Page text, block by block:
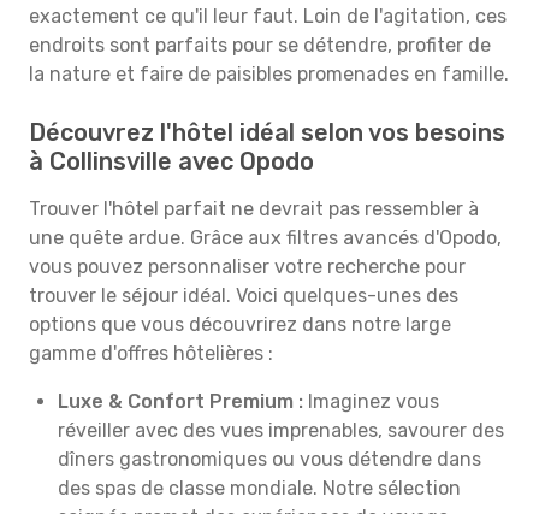
exactement ce qu'il leur faut. Loin de l'agitation, ces
endroits sont parfaits pour se détendre, profiter de
la nature et faire de paisibles promenades en famille.
Découvrez l'hôtel idéal selon vos besoins
à Collinsville avec Opodo
Trouver l'hôtel parfait ne devrait pas ressembler à
une quête ardue. Grâce aux filtres avancés d'Opodo,
vous pouvez personnaliser votre recherche pour
trouver le séjour idéal. Voici quelques-unes des
options que vous découvrirez dans notre large
gamme d'offres hôtelières :
Luxe & Confort Premium : Imaginez vous
réveiller avec des vues imprenables, savourer des
dîners gastronomiques ou vous détendre dans
des spas de classe mondiale. Notre sélection